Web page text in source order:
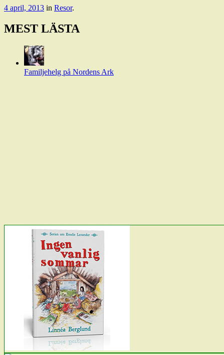
4 april, 2013 in Resor.
MEST LÄSTA
Familjehelg på Nordens Ark